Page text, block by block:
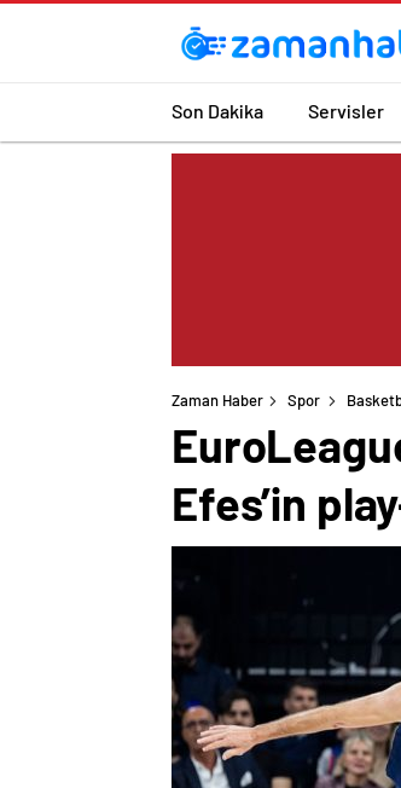
Son Dakika Servisler
Zaman Haber Spor
Efes’in